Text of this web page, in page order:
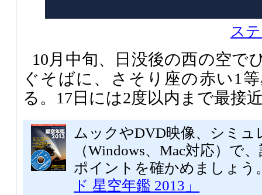
ス
10月中旬、日没後の西の空で
ぐそばに、さそり座の赤い1
る。17日には2度以内まで最接
ムックやDVD映像、シミュ
（Windows、Mac対応）で
ポイントを確かめましょ
ド 星空年鑑 2013」